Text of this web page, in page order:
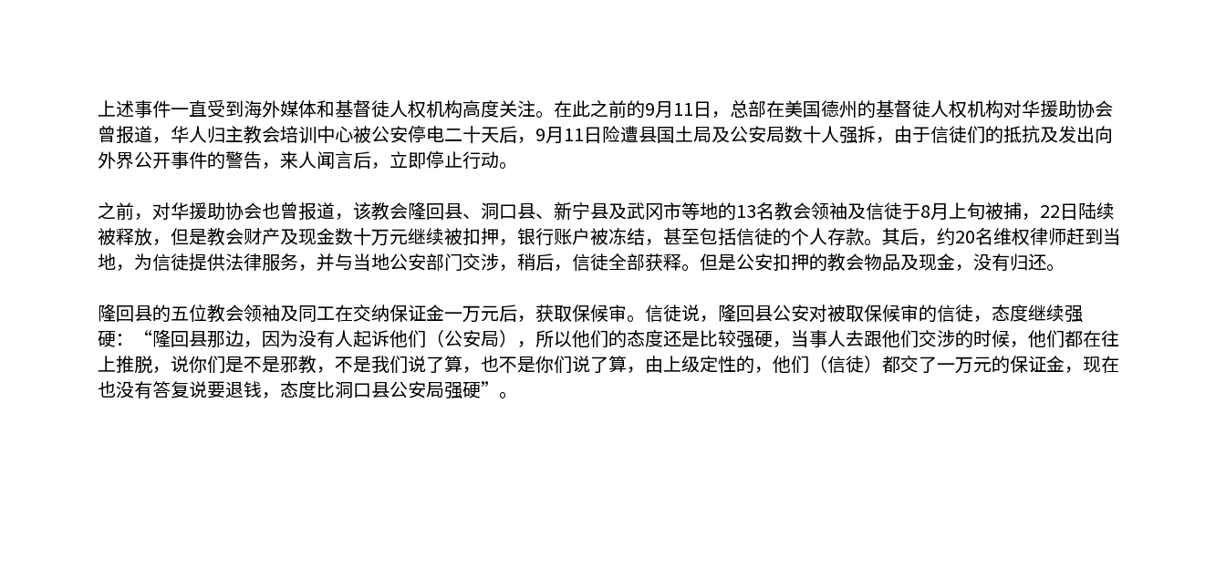
上述事件一直受到海外媒体和基督徒人权机构高度关注。在此之前的9月11日，总部在美国德州的基督徒人权机构对华援助协会
曾报道，华人归主教会培训中心被公安停电二十天后，9月11日险遭县国土局及公安局数十人强拆，由于信徒们的抵抗及发出向
外界公开事件的警告，来人闻言后，立即停止行动。
之前，对华援助协会也曾报道，该教会隆回县、洞口县、新宁县及武冈市等地的13名教会领袖及信徒于8月上旬被捕，22日陆续
被释放，但是教会财产及现金数十万元继续被扣押，银行账户被冻结，甚至包括信徒的个人存款。其后，约20名维权律师赶到当
地，为信徒提供法律服务，并与当地公安部门交涉，稍后，信徒全部获释。但是公安扣押的教会物品及现金，没有归还。
隆回县的五位教会领袖及同工在交纳保证金一万元后，获取保候审。信徒说，隆回县公安对被取保候审的信徒，态度继续强
硬：“隆回县那边，因为没有人起诉他们（公安局），所以他们的态度还是比较强硬，当事人去跟他们交涉的时候，他们都在往
上推脱，说你们是不是邪教，不是我们说了算，也不是你们说了算，由上级定性的，他们（信徒）都交了一万元的保证金，现在
也没有答复说要退钱，态度比洞口县公安局强硬”。